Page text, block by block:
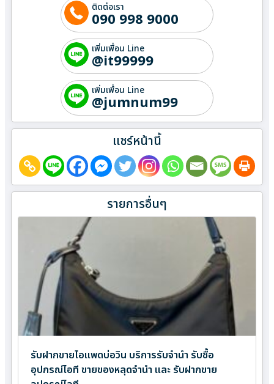
ติดต่อเรา
090 998 9000
เพิ่มเพื่อน Line
@it99999
เพิ่มเพื่อน Line
@jumnum99
แชร์หน้านี้
รายการอื่นๆ
รับฝากขายไอแพดบ่อวิน บริการรับจำนำ รับซื้อ
อุปกรณ์ไอที ขายของหลุดจำนำ และ รับฝากขาย